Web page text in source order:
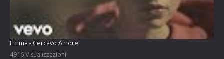
Emma - Cercavo Amore
4916 Visualizzazioni